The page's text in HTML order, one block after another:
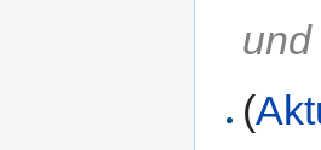
(